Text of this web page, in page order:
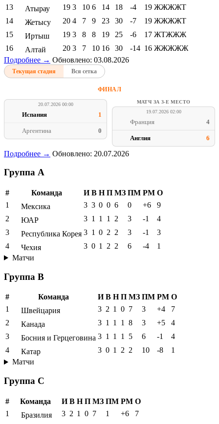
13
Атырау 19 3 10 6 14 18 -4 19 ЖЖЖЖТ
14
Жетысу 20 4 7 9 23 30 -7 19 ЖЖЖЖТ
15
Иртыш 19 3 8 8 19 25 -6 17 ЖТЖЖЖ
16
Алтай 20 3 7 10 16 30 -14 16 ЖЖЖЖЖ
Подробнее → Обновлено: 03.08.2026
Текущая стадия Вся сетка
ФИНАЛ
20.07.2026 00:00
Испания 1
Аргентина 0
МАТЧ ЗА 3-Е МЕСТО
19.07.2026 02:00
Франция 4
Англия 6
Подробнее → Обновлено: 20.07.2026
Группа A
# Команда И В Н П МЗ ПМ РМ О
1
Мексика 3 3 0 0 6 0 +6
9
2
ЮАР 3 1 1 1 2 3 -1
4
3
Республика Корея 3 1 0 2 2 3 -1
3
4
Чехия 3 0 1 2 2 6 -4
1
Матчи
Группа B
# Команда И В Н П МЗ ПМ РМ О
1
Швейцария 3 2 1 0 7 3 +4
7
2
Канада 3 1 1 1 8 3 +5
4
3
Босния и Герцеговина 3 1 1 1 5 6 -1
4
4
Катар 3 0 1 2 2 10 -8
1
Матчи
Группа C
# Команда И В Н П МЗ ПМ РМ О
1
Бразилия 3 2 1 0 7 1 +6
7